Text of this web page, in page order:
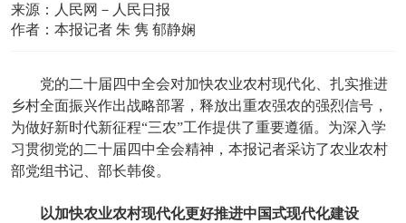
来源：人民网－人民日报
作者：本报记者 朱 隽 郁静娴
党的二十届四中全会对加快农业农村现代化、扎实推进
乡村全面振兴作出战略部署，释放出重农强农的强烈信号，
为做好新时代新征程“三农”工作提供了重要遵循。为深入学
习贯彻党的二十届四中全会精神，本报记者采访了农业农村
部党组书记、部长韩俊。
以加快农业农村现代化更好推进中国式现代化建设